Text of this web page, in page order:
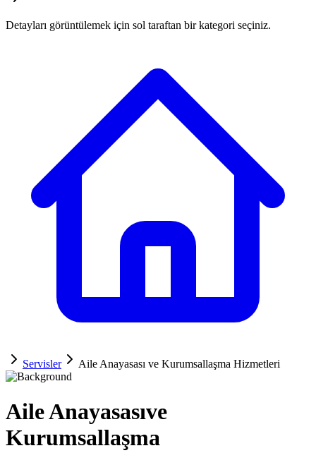
Detayları görüntülemek için sol taraftan bir kategori seçiniz.
Servisler Aile Anayasası ve Kurumsallaşma Hizmetleri
Aile Anayasasıve
Kurumsallaşma